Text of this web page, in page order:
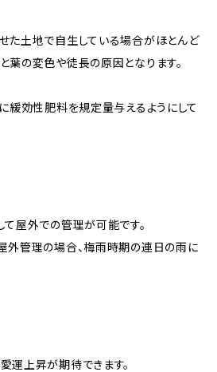
た土地で自生している場合がほとんど
葉の変色や徒長の原因となります。
緩効性肥料を規定量与えるようにして
屋外での管理が可能です。
外管理の場合、梅雨時期の連日の雨に
運上昇が期待できます。